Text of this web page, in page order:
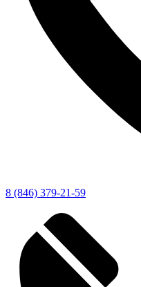
8 (846) 379-21-59